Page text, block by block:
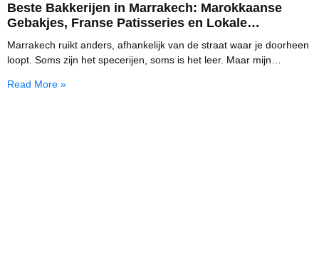
Beste Bakkerijen in Marrakech: Marokkaanse
Gebakjes, Franse Patisseries en Lokale
Zoetigheden (2026)
Marrakech ruikt anders, afhankelijk van de straat waar je doorheen
loopt. Soms zijn het specerijen, soms is het leer. Maar mijn
Read More »